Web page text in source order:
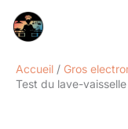
Accueil
Gros
Test du lave-
Rechercher